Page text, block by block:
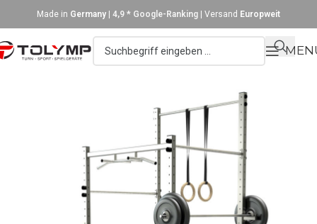
Made in Germany 4,9 * Google-Ranking | Versand Europweit